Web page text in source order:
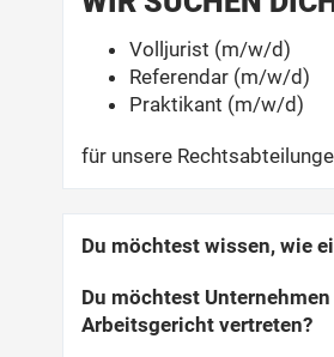
Volljurist (m/w/d)
Referendar (m/w/d)
Praktikant (m/w/d)
für unsere
Du möchtest wissen, wie
Du möchtest
Arbeitsgericht vertreten?